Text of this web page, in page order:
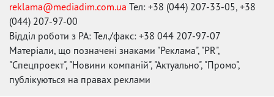
reklama@mediadim.com.ua Тел: +38 (044) 207-33-05, +38
(044) 207-97-00
Відділ роботи з РА: Тел./факс: +38 044 207-97-07
Матеріали, що позначені знаками "Реклама", "PR",
"Спецпроект", "Новини компаній", "Актуально", "Промо",
публікуються на правах реклами